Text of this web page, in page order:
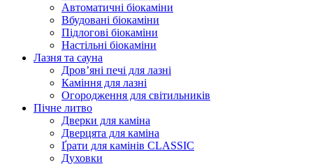
Автоматичні біокаміни
Вбудовані біокаміни
Підлогові біокаміни
Настільні біокаміни
Лазня та сауна
Дров’яні печі для лазні
Каміння для лазні
Огородження для світильників
Пічне литво
Дверки для каміна
Дверцята для каміна
Ґрати для камінів CLASSIC
Духовки